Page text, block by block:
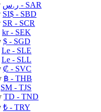
ر.س - SAR
SI$ - SBD
SR - SCR
kr- SEK
$ - SGD
Le - SLE
Le - SLL
₡ - SVC
฿ - THB
ЅМ - TJS
TD - TND
₺ - TRY